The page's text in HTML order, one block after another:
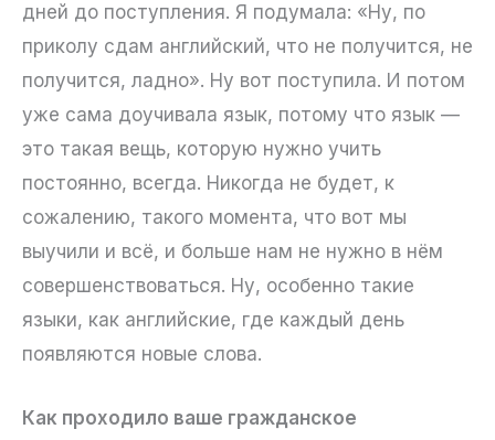
дней до поступления. Я подумала: «Ну, по
приколу сдам английский, что не получится, не
получится, ладно». Ну вот поступила. И потом
уже сама доучивала язык, потому что язык —
это такая вещь, которую нужно учить
постоянно, всегда. Никогда не будет, к
сожалению, такого момента, что вот мы
выучили и всё, и больше нам не нужно в нём
совершенствоваться. Ну, особенно такие
языки, как английские, где каждый день
появляются новые слова.
Как проходило ваше гражданское